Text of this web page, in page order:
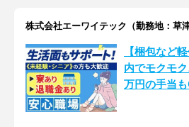
株式会社エーワイテック（勤務地：草
【梱包など
内でモクモ
万円の手当